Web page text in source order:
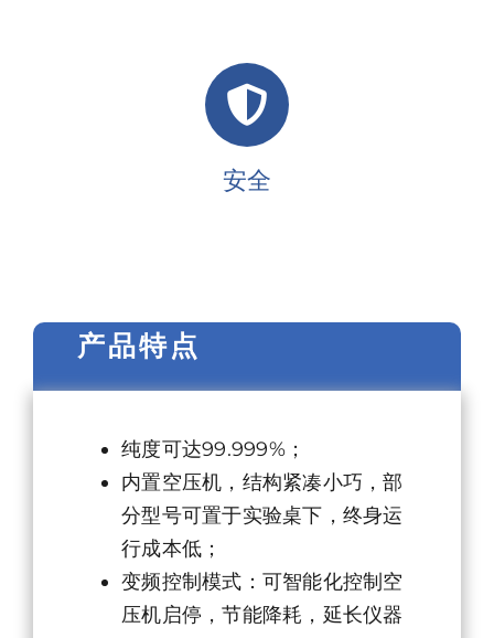
安全
产品特点
纯度可达99.999%；
内置空压机，结构紧凑小巧，部
分型号可置于实验桌下，终身运
行成本低；
变频控制模式：可智能化控制空
压机启停，节能降耗，延长仪器